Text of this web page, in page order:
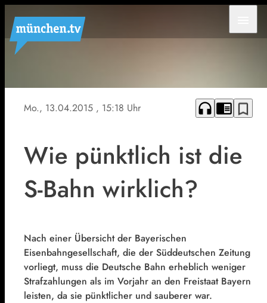
Mo., 13.04.2015 , 15:18 Uhr headphones chrome_reader_mode bookmark_border
Wie pünktlich ist die
S-Bahn wirklich?
Nach einer Übersicht der Bayerischen
Eisenbahngesellschaft, die der Süddeutschen Zeitung
vorliegt, muss die Deutsche Bahn erheblich weniger
Strafzahlungen als im Vorjahr an den Freistaat Bayern
leisten, da sie pünktlicher und sauberer war.